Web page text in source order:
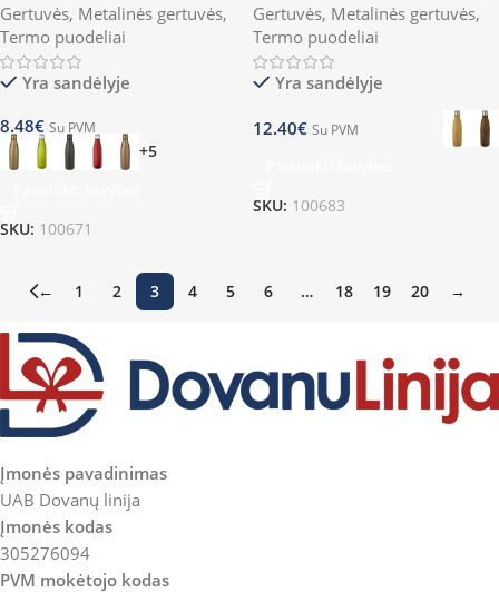
Gertuvės, Metalinės gertuvės,
Termo puodeliai
Yra sandėlyje
8.48€ Su PVM
+5
SKU: 100671
print
Gertuvės, Metalinės gertuvės,
Termo puodeliai
Yra sandėlyje
12.40€ Su PVM
SKU: 100683
← 1 2 3 4 5 6 … 18 19 20 →
Įmonės pavadinimas
UAB Dovanų linija
Įmonės kodas
305276094
PVM mokėtojo kodas